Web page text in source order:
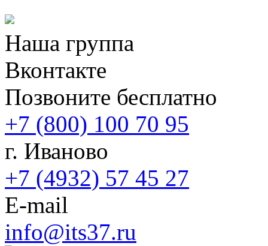
Наша группа
Вконтакте
Позвоните бесплатно
+7 (800) 100 70 95
г. Иваново
+7 (4932) 57 45 27
E-mail
info@its37.ru